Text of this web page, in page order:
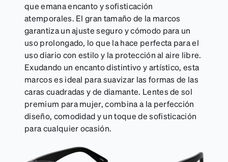
que emana encanto y sofisticación
atemporales. El gran tamaño de la marcos
garantiza un ajuste seguro y cómodo para un
uso prolongado, lo que la hace perfecta para el
uso diario con estilo y la protección al aire libre.
Exudando un encanto distintivo y artístico, esta
marcos es ideal para suavizar las formas de las
caras cuadradas y de diamante. Lentes de sol
premium para mujer, combina a la perfección
diseño, comodidad y un toque de sofisticación
para cualquier ocasión.